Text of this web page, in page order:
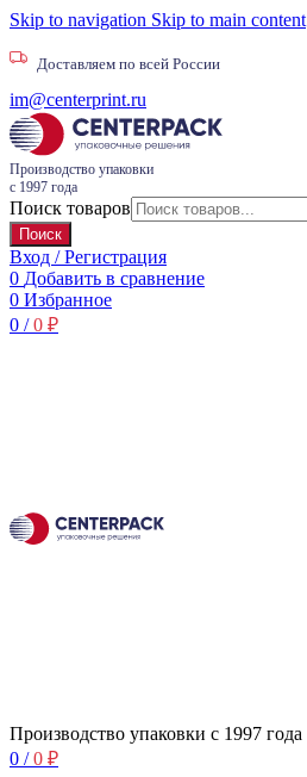
Skip to navigation Skip to main content
Доставляем по всей России
im@centerprint.ru
Производство упаковки
с 1997 года
Поиск товаров
Поиск
Вход / Регистрация
0 Добавить в сравнение
0 Избранное
0 / 0 ₽
Производство упаковки с 1997 года
0 / 0 ₽